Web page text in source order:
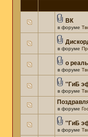
ВК
в форуме
в форуме
о
в форуме
''ГиБ
в форуме
в форуме
''ГиБ
в форуме